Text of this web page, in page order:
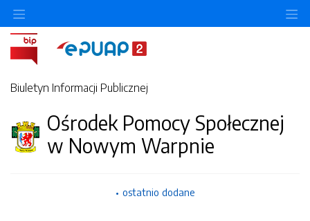
Biuletyn Informacji Publicznej
Ośrodek Pomocy Społecznej
w Nowym Warpnie
ostatnio dodane